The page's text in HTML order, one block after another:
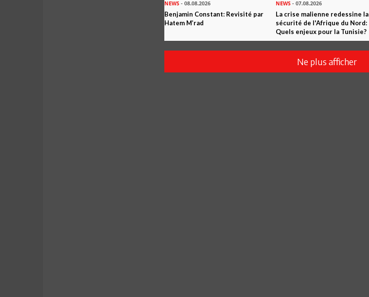
NEWS - 08.08.2026
Benjamin Constant: Revisité par
Hatem M’rad
NEWS - 07.08.2026
La crise malienne redessine la
sécurité de l'Afrique du Nord:
Quels enjeux pour la Tunisie?
Ne plus afficher